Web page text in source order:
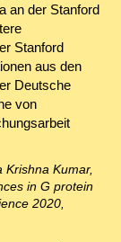
an der Stanford
Stanford
aus den
Deutsche
von
Kumar,
in G protein
2020,